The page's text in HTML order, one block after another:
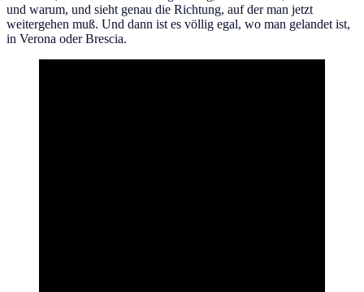
und warum, und sieht genau die Richtung, auf der man jetzt
weitergehen muß. Und dann ist es völlig egal, wo man gelandet ist,
in Verona oder Brescia.